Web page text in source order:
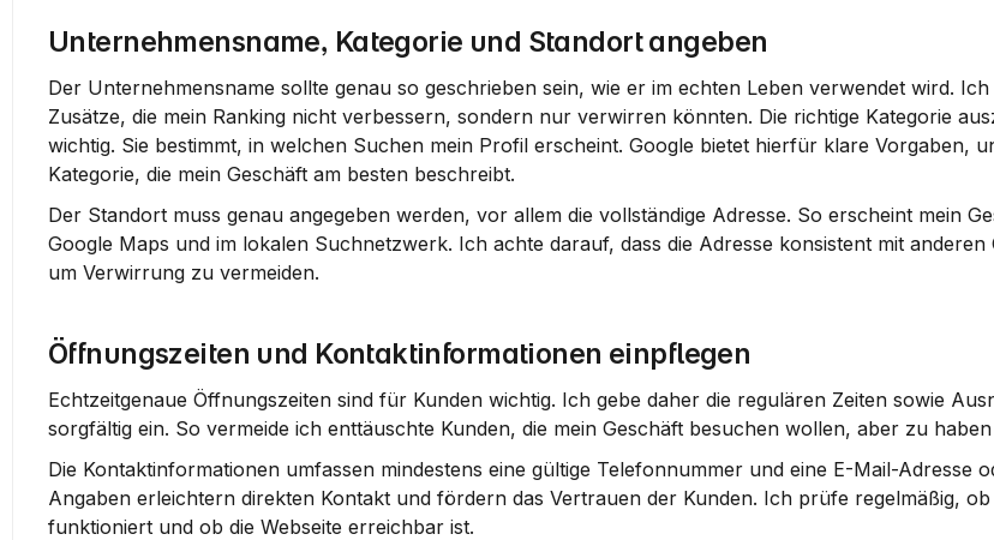
Unternehmensname, Kategorie und Standort angeben
Der Unternehmensname sollte genau so geschrieben sein, wie er im echten Leben verwendet wird. Ich
Zusätze, die mein Ranking nicht verbessern, sondern nur verwirren könnten. Die richtige Kategorie
wichtig. Sie bestimmt, in welchen Suchen mein Profil erscheint. Google bietet hierfür klare Vorgaben,
Kategorie, die mein Geschäft am besten beschreibt.
Der Standort muss genau angegeben werden, vor allem die vollständige Adresse. So erscheint mein
Google Maps und im lokalen Suchnetzwerk. Ich achte darauf, dass die Adresse konsistent mit anderen
um Verwirrung zu vermeiden.
Öffnungszeiten und Kontaktinformationen einpflegen
Echtzeitgenaue Öffnungszeiten sind für Kunden wichtig. Ich gebe daher die regulären Zeiten sowie
sorgfältig ein. So vermeide ich enttäuschte Kunden, die mein Geschäft besuchen wollen, aber zu haben
Die Kontaktinformationen umfassen mindestens eine gültige Telefonnummer und eine E-Mail-Adresse
Angaben erleichtern direkten Kontakt und fördern das Vertrauen der Kunden. Ich prüfe regelmäßig,
funktioniert und ob die Webseite erreichbar ist.